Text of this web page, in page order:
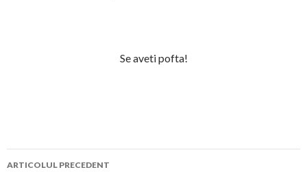
Se aveti pofta!
Navigare
ARTICOLUL PRECEDENT